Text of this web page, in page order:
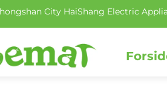
City HaiShang Electric